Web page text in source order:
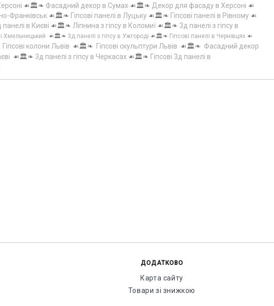
☙🏛️❧ Фасадний декор в Сумах ☙🏛️❧ Декор для фасаду в Херсоні ☙
Франківськ ☙🏛️❧ Гіпсові панелі в Луцьку ☙🏛️❧ Гіпсові панелі в Рівному ☙
панелі в Києві ☙🏛️❧ Ліпнина з гіпсу в Коломиї ☙🏛️❧ 3д панелі з гіпсу в
Хмельницький ☙🏛️❧ 3д панелі з гіпсу в Ужгороді ☙🏛️❧ Гіпсові панелі в Чернівцях ☙
Гіпсові колони Львів ☙🏛️❧ Гіпсові скульптури Львів ☙🏛️❧ Фасадний декор
☙🏛️❧ 3д панелі з гіпсу в Черкасах ☙🏛️❧ Гіпсові 3д панелі в
ДОДАТКОВО
Карта сайту
Товари зі знижкою